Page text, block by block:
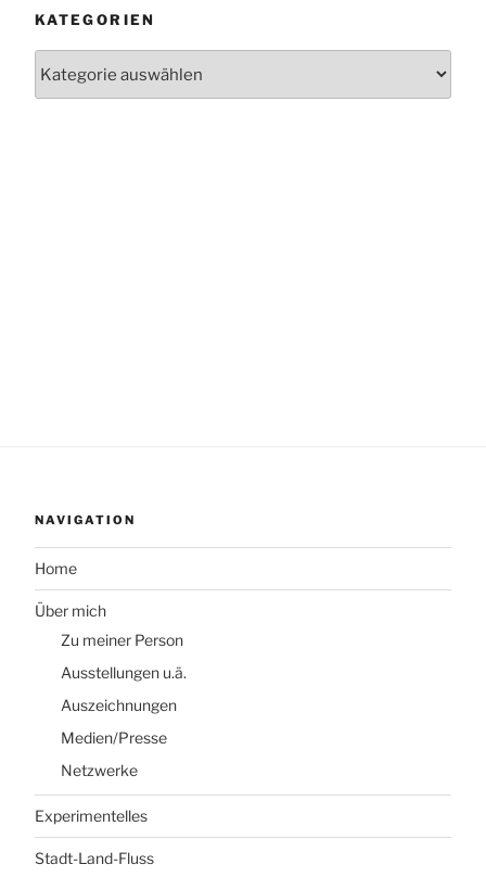
KATEGORIEN
NAVIGATION
Home
Über mich
Zu meiner Person
Ausstellungen u.ä.
Auszeichnungen
Medien/Presse
Netzwerke
Experimentelles
Stadt-Land-Fluss